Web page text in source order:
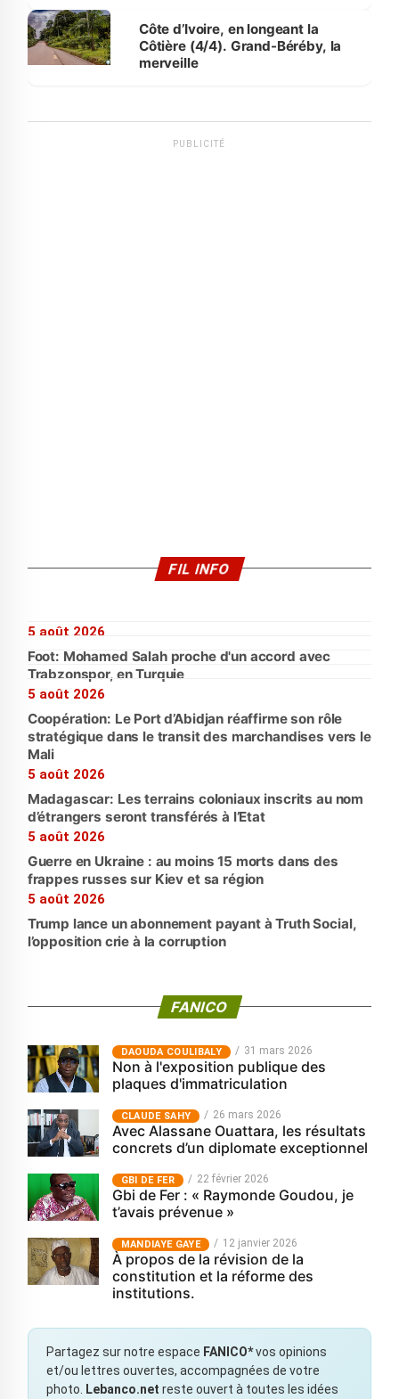
Côte d’Ivoire, en longeant la
Côtière (4/4). Grand-Béréby, la
merveille
PUBLICITÉ
FIL INFO
5 août 2026
Foot: Mohamed Salah proche d'un accord avec
Trabzonspor, en Turquie
5 août 2026
Coopération: Le Port d’Abidjan réaffirme son rôle
stratégique dans le transit des marchandises vers le
Mali
5 août 2026
Madagascar: Les terrains coloniaux inscrits au nom
d’étrangers seront transférés à l’Etat
5 août 2026
Guerre en Ukraine : au moins 15 morts dans des
frappes russes sur Kiev et sa région
5 août 2026
Trump lance un abonnement payant à Truth Social,
l’opposition crie à la corruption
FANICO
‎DAOUDA COULIBALY 31 mars 2026
Non à l'exposition publique des
plaques d'immatriculation
CLAUDE SAHY 26 mars 2026
Avec Alassane Ouattara, les résultats
concrets d’un diplomate exceptionnel
GBI DE FER 22 février 2026
Gbi de Fer : « Raymonde Goudou, je
t’avais prévenue »
MANDIAYE GAYE 12 janvier 2026
À propos de la révision de la
constitution et la réforme des
institutions.
Partagez sur notre espace FANICO*vos opinions
et/ou lettres ouvertes, accompagnées de votre
photo.
Lebanco.net reste ouvert à toutes les idées